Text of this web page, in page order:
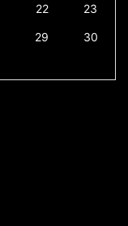
22 23
29 30